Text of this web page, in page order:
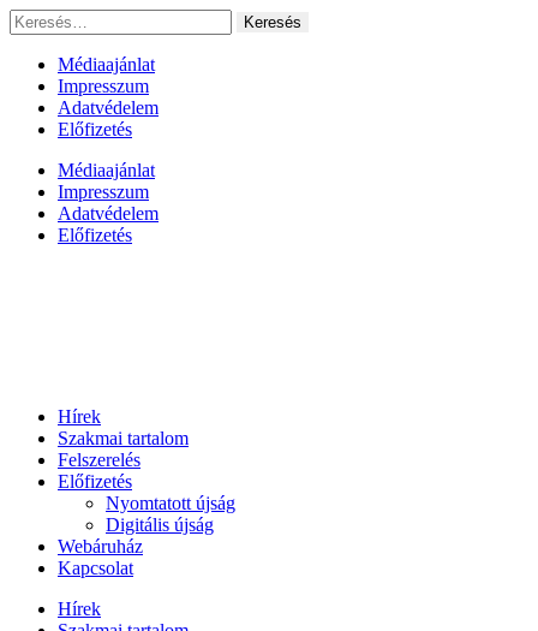
Ugrás
a
tartalomhoz
Keresés:
Médiaajánlat
Impresszum
Adatvédelem
Előfizetés
Médiaajánlat
Impresszum
Adatvédelem
Előfizetés
Hírek
Szakmai tartalom
Felszerelés
Előfizetés
Nyomtatott újság
Digitális újság
Webáruház
Kapcsolat
Hírek